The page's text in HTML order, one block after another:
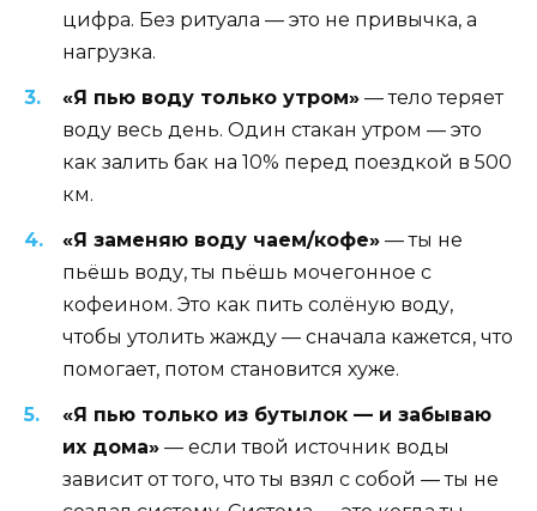
цифра. Без ритуала — это не привычка, а
нагрузка.
«Я пью воду только утром» — тело теряет
воду весь день. Один стакан утром — это
как залить бак на 10% перед поездкой в 500
км.
«Я заменяю воду чаем/кофе» — ты не
пьёшь воду, ты пьёшь мочегонное с
кофеином. Это как пить солёную воду,
чтобы утолить жажду — сначала кажется, что
помогает, потом становится хуже.
«Я пью только из бутылок — и забываю
их дома» — если твой источник воды
зависит от того, что ты взял с собой — ты не